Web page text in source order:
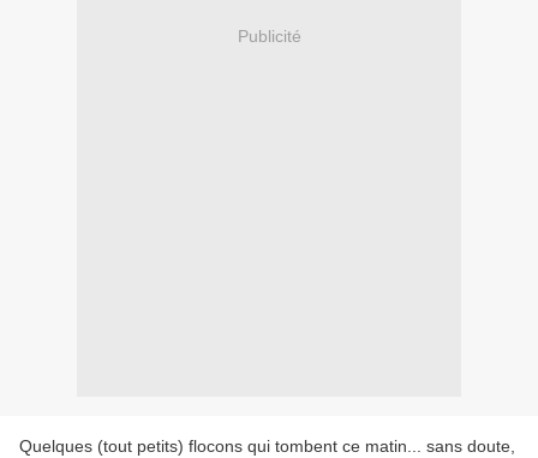
Publicité
Quelques (tout petits) flocons qui tombent ce matin... sans doute,